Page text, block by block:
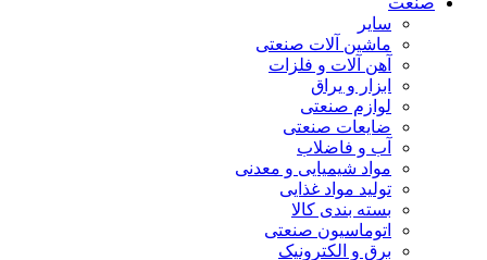
سایر
ماشین آلات صنعتی
آهن آلات و فلزات
ابزار و یراق
لوازم صنعتی
ضایعات صنعتی
آب و فاضلاب
مواد شیمیایی و معدنی
تولید مواد غذایی
بسته بندی کالا
اتوماسیون صنعتی
برق و الکترونیک